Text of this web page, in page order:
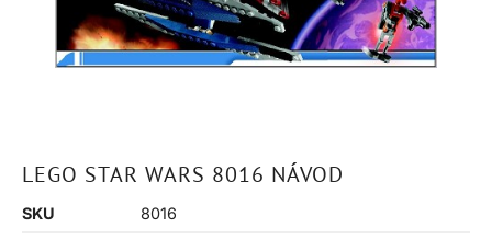
LEGO STAR WARS 8016 NÁVOD
SKU
8016